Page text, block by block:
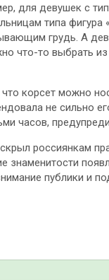
для девушек с
типа фигура
грудь. А
что-то выбрать
корсет можно
не сильно
часов,
россиянкам
знаменитости
публики и